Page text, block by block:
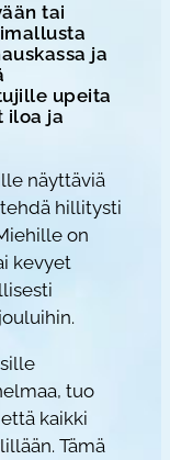
tai
ja
upeita
iloa ja
näyttäviä
hillitysti
on
kevyet
tuo
kaikki
Tämä